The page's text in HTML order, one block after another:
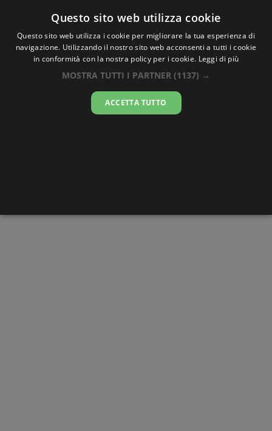
Oraesatta.co
Ora EsattaBalaka
11:15:22
Questo sito web utilizza cookie
Questo sito web utilizza i cookie per migliorare la tua esperienza di
navigazione. Utilizzando il nostro sito web acconsenti a tutti i cookie
in conformità con la nostra policy per i cookie. Leggi di più
MOSTRA TUTTI I PARTNER (1137) →
ACCETTA TUTTO